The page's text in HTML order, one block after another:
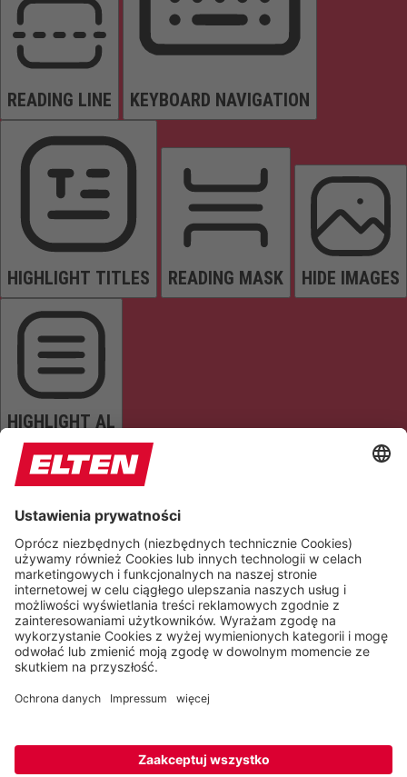
READING LINE KEYBOARD NAVIGATION
HIGHLIGHT TITLES READING MASK HIDE IMAGES
HIGHLIGHT AL
READ PAGE MUTE SOUNDS STOP ANIMATIONS
Reset Settings